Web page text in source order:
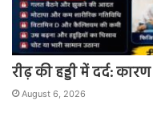
रीढ़ की हड्डी में दर्द:
August 6, 2026